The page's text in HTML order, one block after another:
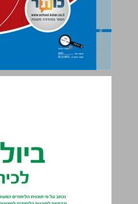
ביולוגיה לכיתה ז ולתלמידי מצוינות מדעית טכנולוגית ... 0